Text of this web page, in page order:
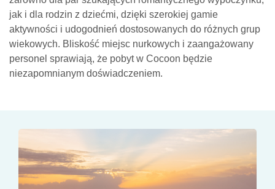
jak i dla rodzin z dziećmi, dzięki szerokiej gamie
aktywności i udogodnień dostosowanych do różnych grup
wiekowych. Bliskość miejsc nurkowych i zaangażowany
personel sprawiają, że pobyt w Cocoon będzie
niezapomnianym doświadczeniem.